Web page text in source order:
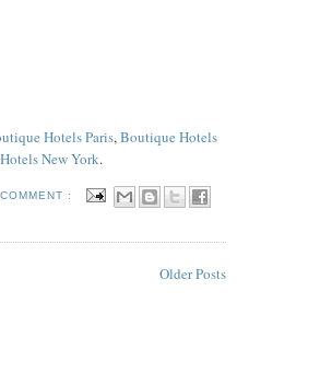
Hotels Paris,Boutique Hotels
New York.
:
Older Posts